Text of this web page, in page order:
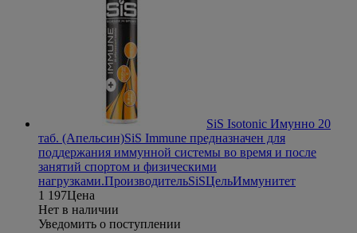
SiS Isotonic Имунно 20
таб. (Апельсин)SiS Immune предназначен для
поддержания иммунной системы во время и после
занятий спортом и физическими
нагрузками.ПроизводительSiSЦельИммунитет
1 197Цена
Нет в наличии
Уведомить о поступлении